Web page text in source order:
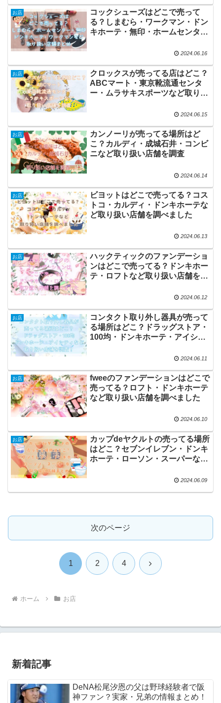
お店
コックシューズはどこで売って
る？しまむら・ワークマン・ドン
キホーテ・無印・ホームセンター
2024.06.16
お店
クロックスが売ってる店はどこ？
ABCマート・東京靴流通センタ
ー・ムラサキスポーツなど取り扱
2024.06.15
お店
カンノーリが売ってる場所はど
こ？カルディ・成城石井・コンビ
ニなど取り扱い店舗を調査
2024.06.14
お店
ビヨットはどこで売ってる？コス
トコ・カルディ・ドンキホーテな
ど取り扱い店舗を調べました
2024.06.13
お店
ハックティックのファンデーショ
ンはどこで売ってる？ドンキホー
テ・ロフトなど取り扱い店舗を調
2024.06.12
お店
コンタクト取り外し器具が売って
る場所はどこ？ドラッグストア・
100均・ドンキホーテ・アイシテ
2024.06.11
お店
fweeのファンデーションはどこで
売ってる？ロフト・ドンキホーテ
など取り扱い店舗を調べました
2024.06.10
お店
カップdeヤクルトの売ってる場所
はどこ？セブンイレブン・ドンキ
ホーテ・ローソン・スーパーなど
2024.06.09
次のページ
1 2 4 次
ホーム お店
新着記事
DeNA松尾汐恩の父は野球経験者で阪
神ファン？実家・兄弟の情報まとめ！